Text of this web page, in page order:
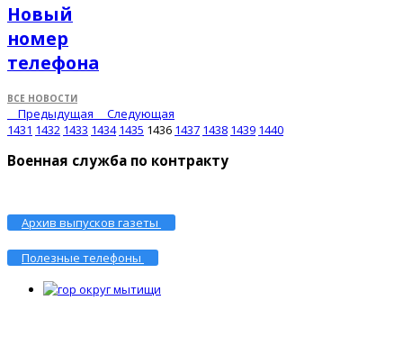
Новый
номер
телефона
ВСЕ НОВОСТИ
Предыдущая
Следующая
1431 1432 1433 1434 1435 1436 1437 1438 1439 1440
Военная служба по контракту
Архив выпусков газеты
Полезные телефоны